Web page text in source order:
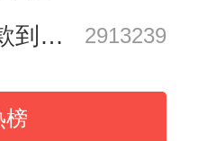
景
想在广东的
25个州联手“逼宫”、1000亿退款到账，特朗普关税“换壳”术还能撑多久？| 环球深壹度 2913239
榜